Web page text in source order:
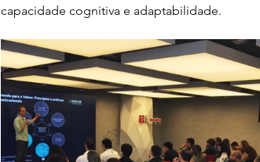
capacidade cognitiva e adaptabilidade.